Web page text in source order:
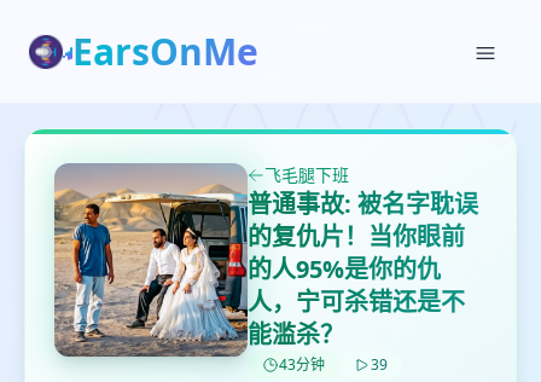
EarsOnMe
飞毛腿下班
普通事故: 被名字耽误
的复仇片！当你眼前
的人95%是你的仇
人，宁可杀错还是不
能滥杀？
43分钟
39
删除确认
取消 确认删除
创建